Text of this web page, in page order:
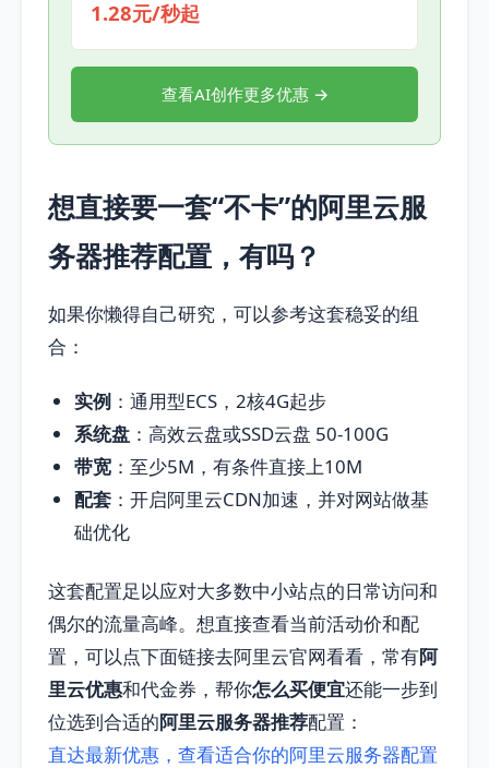
1.28元/秒起
查看AI创作更多优惠 →
想直接要一套“不卡”的阿里云服
务器推荐配置，有吗？
如果你懒得自己研究，可以参考这套稳妥的组
合：
实例 ：通用型ECS，2核4G起步
系统盘 ：高效云盘或SSD云盘 50-100G
带宽 ：至少5M，有条件直接上10M
配套 ：开启阿里云CDN加速，并对网站做基
础优化
这套配置足以应对大多数中小站点的日常访问和
偶尔的流量高峰。想直接查看当前活动价和配
置，可以点下面链接去阿里云官网看看，常有阿
里云优惠和代金券，帮你怎么买便宜还能一步到
位选到合适的阿里云服务器推荐配置：
直达最新优惠，查看适合你的阿里云服务器配置